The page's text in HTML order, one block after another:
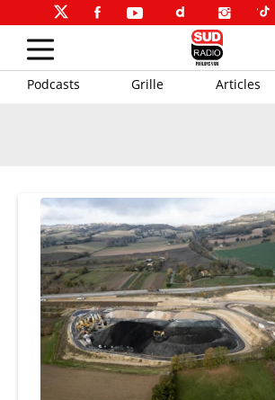
Podcasts Grille Articles